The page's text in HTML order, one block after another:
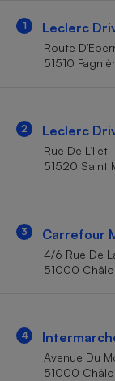
1 Leclerc
Route
51510
2 Leclerc
Rue De L’Ilet
51520 Saint
3 Carrefour
4/6 Rue De
51000
4
Avenue Du
51000